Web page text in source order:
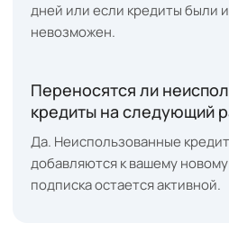
дней или если кредиты были
невозможен.
Переносятся ли
кредиты на следующий
Да. Неиспользованные
добавляются к вашему
подписка остается активной.